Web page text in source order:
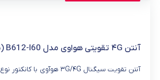
آنتن ۴G تقویتی هواوی مدل B612-I60 (بسته یک عددی)
آنتن تقویت سیگنال ۳G/۴G هوآوی با کانکتور نوع SMA